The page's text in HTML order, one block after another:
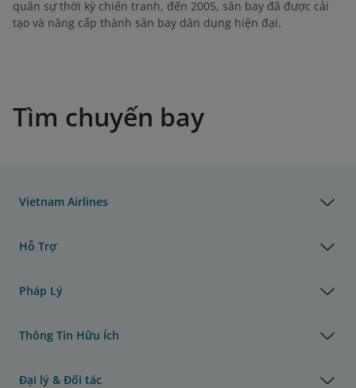
quân sự thời kỳ chiến tranh, đến 2005, sân bay đã được cải
tạo và nâng cấp thành sân bay dân dụng hiện đại.
Tìm chuyến bay
Vietnam Airlines
Hỗ Trợ
Pháp Lý
Thông Tin Hữu Ích
Đại lý & Đối tác